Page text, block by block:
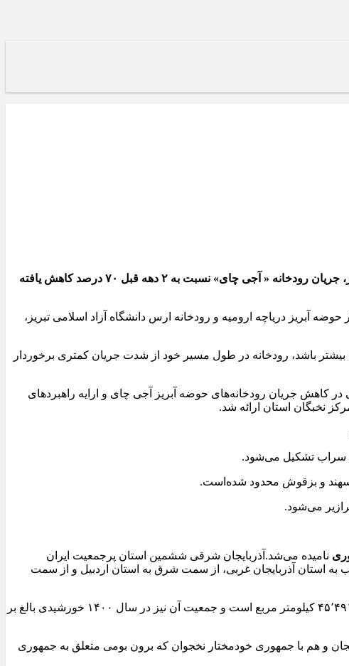
بر اساس گزارش محققان مرکز تحقیقات مدیریت توسعه پایدار حوضه آبریز دریاچه ارومیه و رودخانه ارس دانشگاه آزاد اسلامی تبریز، جریان رودخانه « آجی چای» نسبت به ۲ دهه قبل ۷۰ درصد کاهش یافته
آبریز دریاچه ارومیه و رودخانه ارس دانشگاه آزاد اسلامی تبریز،
باشد، رودخانه در طول مسیر خود از شدت جریان کمتری برخوردار
کاهش جریان رودخانه‌های حوضه آبریز آجی چای و ارایه راهبردهای
نخبگان استان ارائه شد.
سهند و بزقوش محدود شده‌است.
می‌شود.
نامیده می‌شد.آذربایجان شرقی ششمین استان پرجمعیت‌ ایران
استان آذربایجان غربی، از سمت شرق به استان اردبیل و از سمت
استان دارای آب و هوای سرد کوهستانی بوده و کل محدودهٔ آن را کوه‌ها و ارتفاعات تشکیل داده‌اند. مساحت استان آذربایجان شرقی ۴۵٬۴۹۱ کیلومتر مربع است و جمعیت آن نیز در سال ۱۴۰۰ خورشیدی بالغ بر
و هم با جمهوری خودمختار نخجوان که برون بومی متعلق به جمهوری